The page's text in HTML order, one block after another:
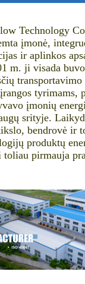
Technology
įmonė,
ir aplinkos
m. ji visada
tyrimams,
įmonių
srityje.
bendrovė ir
produktų
toliau pirmauja